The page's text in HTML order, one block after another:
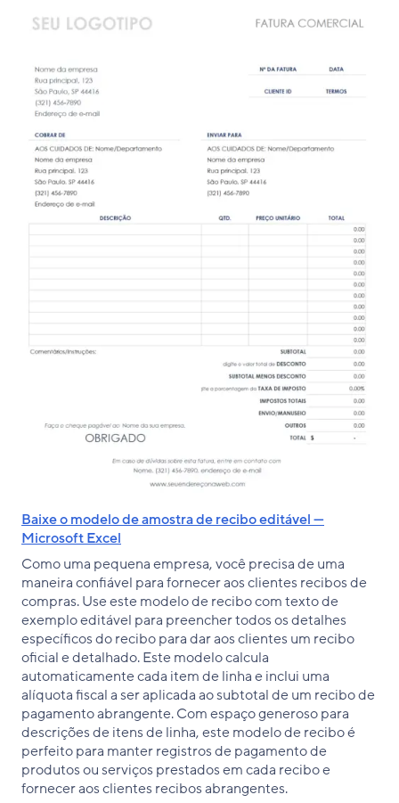
Baixe o modelo de amostra de recibo editável —
Microsoft Excel
Como uma pequena empresa, você precisa de uma
maneira confiável para fornecer aos clientes recibos de
compras. Use este modelo de recibo com texto de
exemplo editável para preencher todos os detalhes
específicos do recibo para dar aos clientes um recibo
oficial e detalhado. Este modelo calcula
automaticamente cada item de linha e inclui uma
alíquota fiscal a ser aplicada ao subtotal de um recibo de
pagamento abrangente. Com espaço generoso para
descrições de itens de linha, este modelo de recibo é
perfeito para manter registros de pagamento de
produtos ou serviços prestados em cada recibo e
fornecer aos clientes recibos abrangentes.